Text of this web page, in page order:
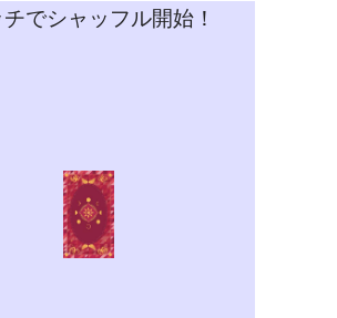
チでシャッフル開始！